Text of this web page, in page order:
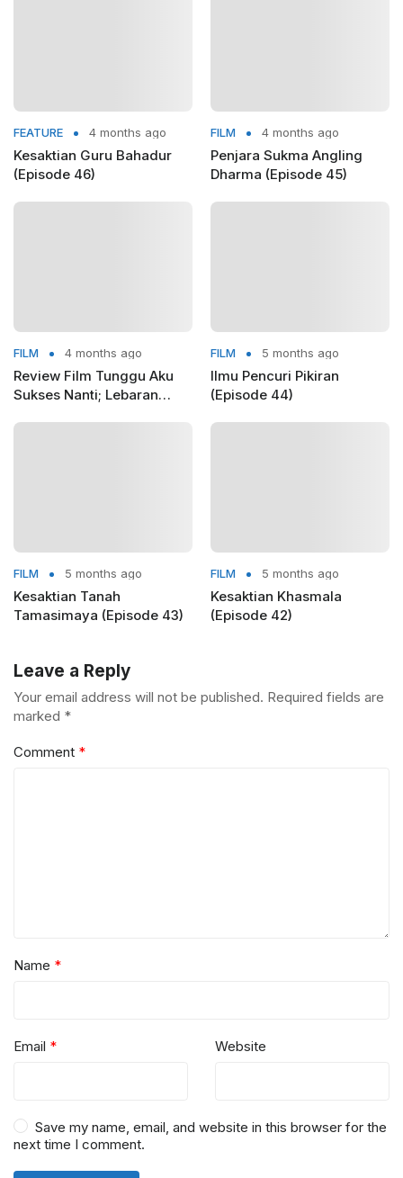
FEATURE 4 months ago
Kesaktian Guru Bahadur
(Episode 46)
FILM 4 months ago
Penjara Sukma Angling
Dharma (Episode 45)
FILM 4 months ago
Review Film Tunggu Aku
Sukses Nanti; Lebaran
FILM 5 months ago
Ilmu Pencuri Pikiran
(Episode 44)
FILM 5 months ago
Kesaktian Tanah
Tamasimaya (Episode 43)
FILM 5 months ago
Kesaktian Khasmala
(Episode 42)
Leave a Reply
Your email address will not be published. Required fields are
marked *
Comment *
Name *
Email * Website
Save my name, email, and website in this browser for the
next time I comment.